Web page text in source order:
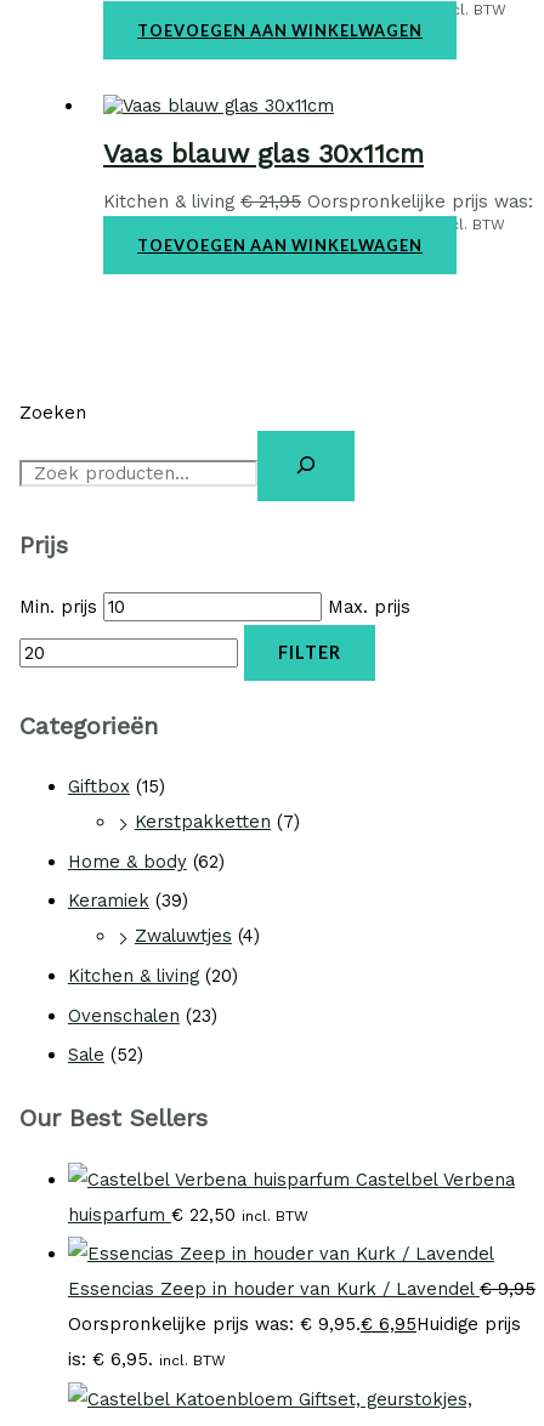
Zoeken
Prijs
Min. prijs Max. prijs
FILTER
Categorieën
Giftbox (15)
Kerstpakketten (7)
Home & body (62)
Keramiek (39)
Zwaluwtjes (4)
Kitchen & living (20)
Ovenschalen (23)
Sale (52)
Our Best Sellers
Castelbel Verbena
huisparfum €22,50 incl. BTW
Essencias Zeep in houder van Kurk / Lavendel €9,95
Oorspronkelijke prijs was: € 9,95.€6,95Huidige prijs
is: € 6,95. incl. BTW
incl. BTW
TOEVOEGEN AAN WINKELWAGEN
Vaas blauw glas 30x11cm
Kitchen & living€21,95 Oorspronkelijke prijs was:
incl. BTW
TOEVOEGEN AAN WINKELWAGEN